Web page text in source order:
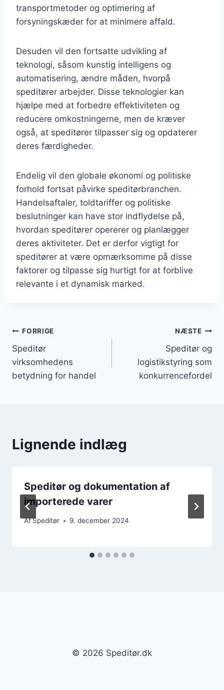
transportmetoder og optimering af
forsyningskæder for at minimere affald.
Desuden vil den fortsatte udvikling af
teknologi, såsom kunstig intelligens og
automatisering, ændre måden, hvorpå
speditører arbejder. Disse teknologier kan
hjælpe med at forbedre effektiviteten og
reducere omkostningerne, men de kræver
også, at speditører tilpasser sig og opdaterer
deres færdigheder.
Endelig vil den globale økonomi og politiske
forhold fortsat påvirke speditørbranchen.
Handelsaftaler, toldtariffer og politiske
beslutninger kan have stor indflydelse på,
hvordan speditører opererer og planlægger
deres aktiviteter. Det er derfor vigtigt for
speditører at være opmærksomme på disse
faktorer og tilpasse sig hurtigt for at forblive
relevante i et dynamisk marked.
Indlægsnavigation
FORRIGE
Speditør
virksomhedens
betydning for handel
NÆSTE
Speditør og
logistikstyring som
konkurrencefordel
Lignende indlæg
Speditør og dokumentation af
importerede varer
AfSpeditør 9. december 2024
© 2026 Speditør.dk